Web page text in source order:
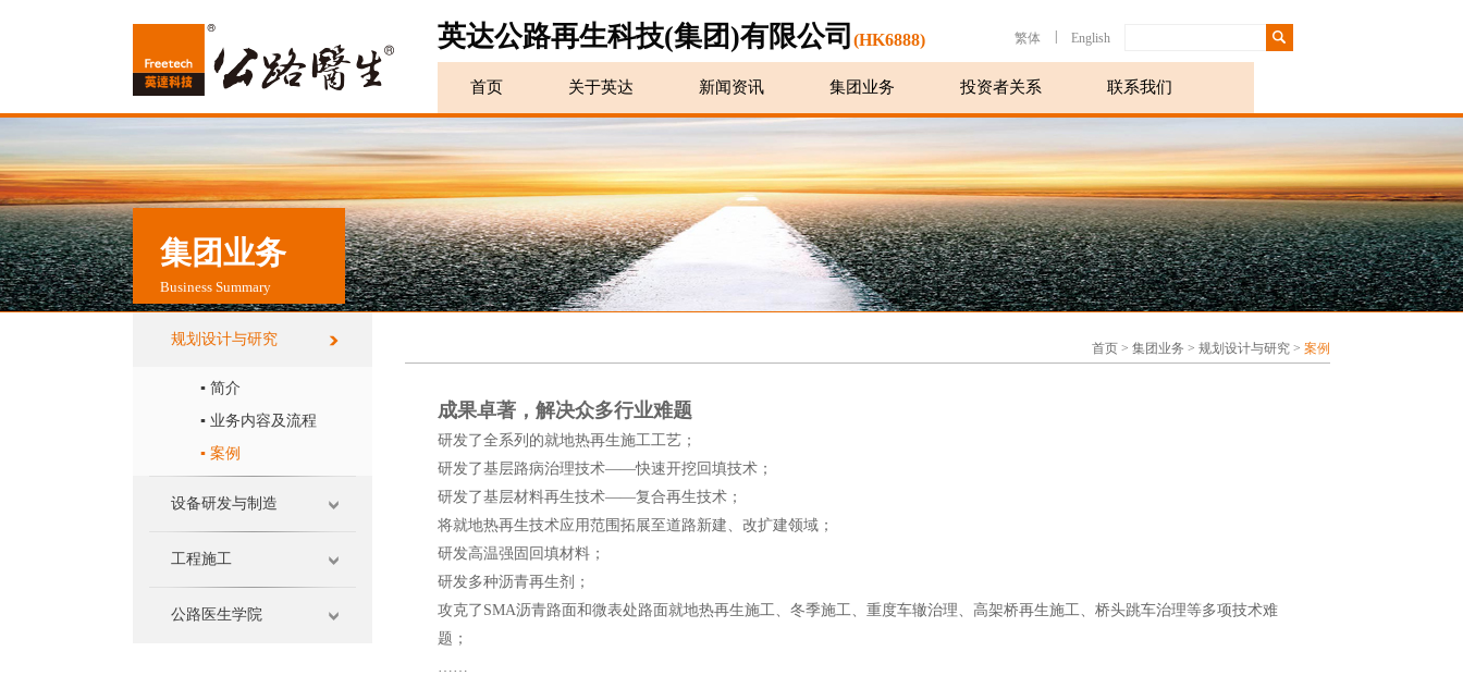
英达公路再生科技(集团)有限公司 (HK6888) 繁体 English
首页 关于英达 新闻资讯 集团业务 投资者关系 联系我们
集团业务
Business Summary
规划设计与研究
▪ 简介
▪ 业务内容及流程
▪ 案例
设备研发与制造
工程施工
公路医生学院
首页 > 集团业务 > 规划设计与研究 > 案例
成果卓著，解决众多行业难题
研发了全系列的就地热再生施工工艺；
研发了基层路病治理技术——快速开挖回填技术；
研发了基层材料再生技术——复合再生技术；
将就地热再生技术应用范围拓展至道路新建、改扩建领域；
研发高温强固回填材料；
研发多种沥青再生剂；
攻克了SMA沥青路面和微表处路面就地热再生施工、冬季施工、重度车辙治理、高架桥再生施工、桥头跳车治理等多项技术难
题；
……